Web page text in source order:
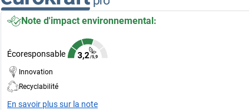
Note d'impact environnemental:
Écoresponsable
Innovation
Recyclabilité
En savoir plus sur la note